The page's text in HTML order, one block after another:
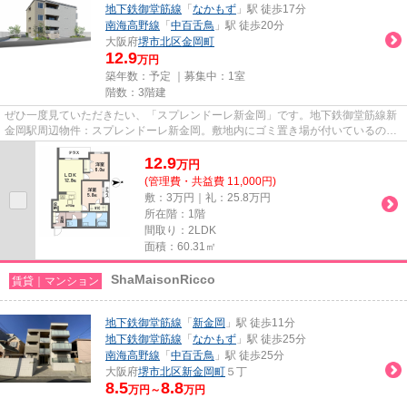
地下鉄御堂筋線 「 なかもず 」駅 徒歩17分
南海高野線 「 中百舌鳥 」駅 徒歩20分
大阪府堺市北区金岡町
12.9万円
築年数：予定 ｜募集中： 1室
階数：3階建
ぜひ一度見ていただきたい、「スプレンドーレ新金岡」です。地下鉄御堂筋線新
金岡駅周辺物件：スプレンドーレ新金岡。敷地内にゴミ置き場が付いているの
で、遠くまで運ぶ必要がなくゴ...
12.9万円
(管理費・共益費 11,000円)
敷：3万円｜礼：25.8万円
所在階：1階
間取り：2LDK
面積：60.31㎡
賃貸｜マンション ShaMaisonRicco
地下鉄御堂筋線 「 新金岡 」駅 徒歩11分
地下鉄御堂筋線 「 なかもず 」駅 徒歩25分
南海高野線 「 中百舌鳥 」駅 徒歩25分
大阪府堺市北区新金岡町 ５丁
8.5万円～8.8万円